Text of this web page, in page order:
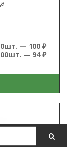
— 100 ₽
— 94 ₽